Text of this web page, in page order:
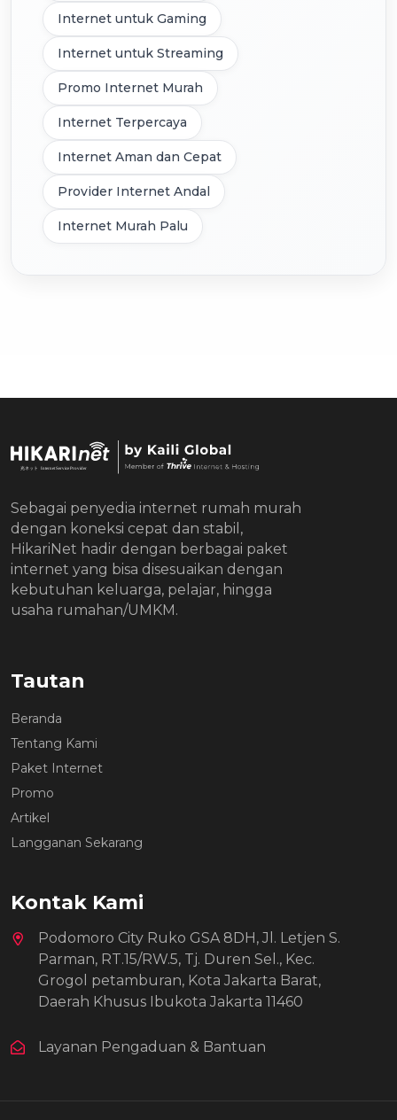
Internet untuk Gaming
Internet untuk Streaming
Promo Internet Murah
Internet Terpercaya
Internet Aman dan Cepat
Provider Internet Andal
Internet Murah Palu
Sebagai penyedia internet rumah murah
dengan koneksi cepat dan stabil,
HikariNet hadir dengan berbagai paket
internet yang bisa disesuaikan dengan
kebutuhan keluarga, pelajar, hingga
usaha rumahan/UMKM.
Tautan
Beranda
Tentang Kami
Paket Internet
Promo
Artikel
Langganan Sekarang
Kontak Kami
Podomoro City Ruko GSA 8DH, Jl. Letjen S.
Parman, RT.15/RW.5, Tj. Duren Sel., Kec.
Grogol petamburan, Kota Jakarta Barat,
Daerah Khusus Ibukota Jakarta 11460
Layanan Pengaduan & Bantuan